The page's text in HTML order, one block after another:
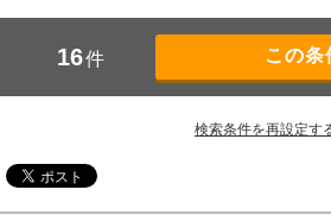
16件
検索条件を再設定す